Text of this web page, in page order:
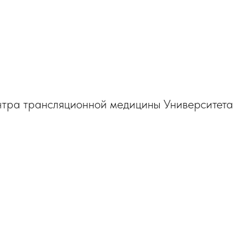
трансляционной медицины Университета